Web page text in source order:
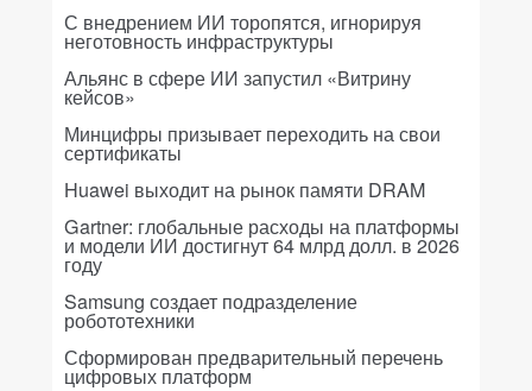
С внедрением ИИ торопятся, игнорируя
неготовность инфраструктуры
Альянс в сфере ИИ запустил «Витрину
кейсов»
Минцифры призывает переходить на свои
сертификаты
Huawei выходит на рынок памяти DRAM
Gartner: глобальные расходы на платформы
и модели ИИ достигнут 64 млрд долл. в 2026
году
Samsung создает подразделение
робототехники
Сформирован предварительный перечень
цифровых платформ